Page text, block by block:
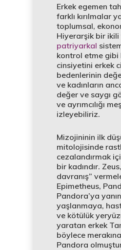
Erkek egemen
farklı kırılmalar
toplumsal,
Hiyerarşik bir
patriyarkal
kontrol etme gibi
cinsiyetini erkek
bedenlerinin
ve kadınların
değer ve saygı
ve ayrımcılığı
izleyebiliriz.
Mizojininin ilk
mitolojisinde
cezalandırmak
bir kadındır.
davranış”
Epimetheus,
Pandora’ya
yaşlanmaya,
ve kötülük
yaratan erkek
böylece
Pandora